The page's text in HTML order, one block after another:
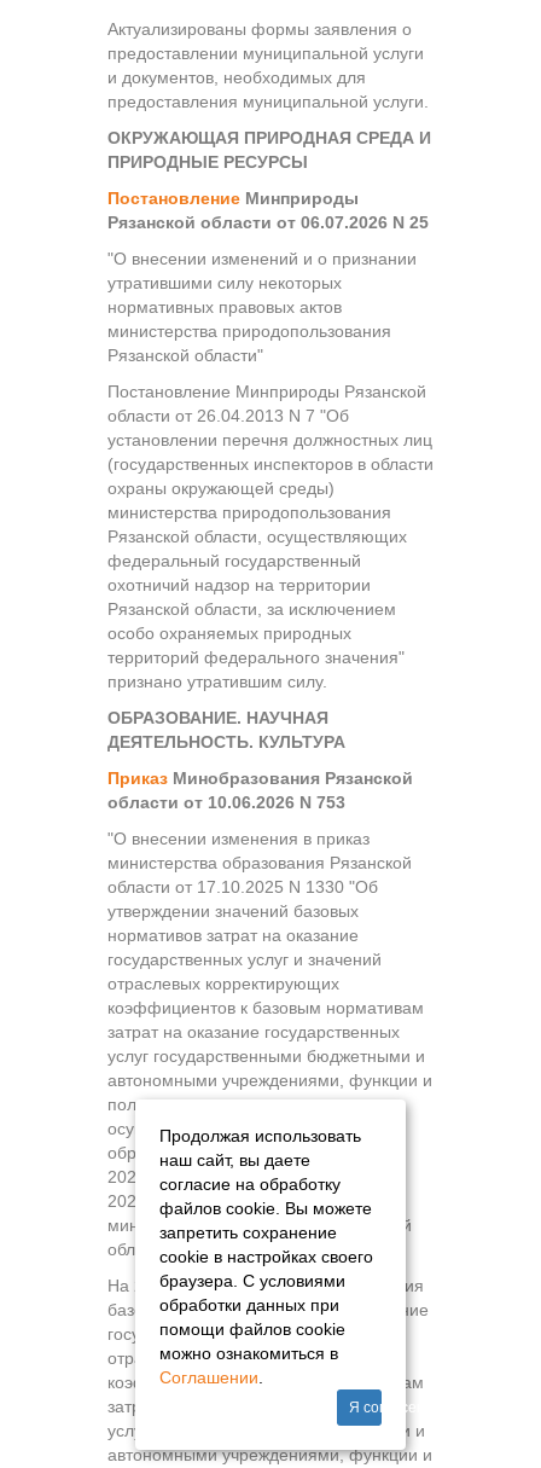
Актуализированы формы заявления о
предоставлении муниципальной услуги
и документов, необходимых для
предоставления муниципальной услуги.
ОКРУЖАЮЩАЯ ПРИРОДНАЯ СРЕДА И
ПРИРОДНЫЕ РЕСУРСЫ
Постановление Минприроды
Рязанской области от 06.07.2026 N 25
"О внесении изменений и о признании
утратившими силу некоторых
нормативных правовых актов
министерства природопользования
Рязанской области"
Постановление Минприроды Рязанской
области от 26.04.2013 N 7 "Об
установлении перечня должностных лиц
(государственных инспекторов в области
охраны окружающей среды)
министерства природопользования
Рязанской области, осуществляющих
федеральный государственный
охотничий надзор на территории
Рязанской области, за исключением
особо охраняемых природных
территорий федерального значения"
признано утратившим силу.
ОБРАЗОВАНИЕ. НАУЧНАЯ
ДЕЯТЕЛЬНОСТЬ. КУЛЬТУРА
Приказ Минобразования Рязанской
области от 10.06.2026 N 753
"О внесении изменения в приказ
министерства образования Рязанской
области от 17.10.2025 N 1330 "Об
утверждении значений базовых
нормативов затрат на оказание
государственных услуг и значений
отраслевых корректирующих
коэффициентов к базовым нормативам
затрат на оказание государственных
услуг государственными бюджетными и
автономными учреждениями, функции и
полномочия учредителя которых
осуществляет министерство
образования Рязанской области, на
2026 год и плановый период 2027 и
2028 годов" (в ред. приказа
министерства образования Рязанской
области от 30.12.2025 N 1670)"
На 2026 год актуализированы значения
базовых нормативов затрат на оказание
государственных услуг и значения
отраслевых корректирующих
коэффициентов к базовым нормативам
затрат на оказание государственных
услуг государственными бюджетными и
автономными учреждениями, функции и
Продолжая использовать
наш сайт, вы даете
согласие на обработку
файлов cookie. Вы можете
запретить сохранение
cookie в настройках своего
браузера. С условиями
обработки данных при
помощи файлов cookie
можно ознакомиться в
Соглашении
Я согласен